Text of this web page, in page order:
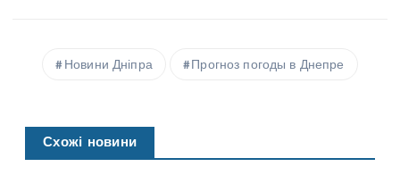
Новини Дніпра Прогноз погоды в Днепре
Схожі новини